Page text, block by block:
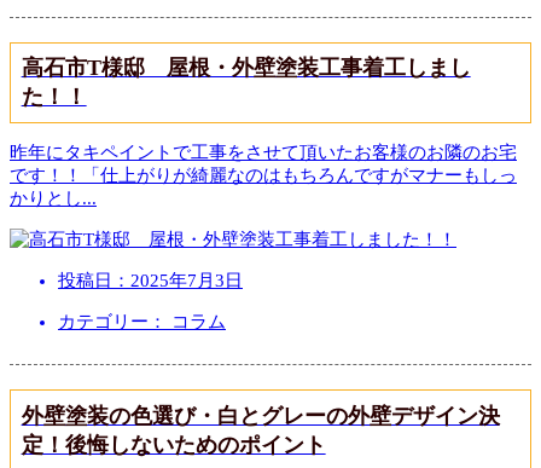
高石市T様邸 屋根・外壁塗装工事着工しまし
た！！
昨年にタキペイントで工事をさせて頂いたお客様のお隣のお宅
です！！「仕上がりが綺麗なのはもちろんですがマナーもしっ
かりとし...
投稿日： 2025年7月3日
カテゴリー： コラム
外壁塗装の色選び・白とグレーの外壁デザイン決
定！後悔しないためのポイント